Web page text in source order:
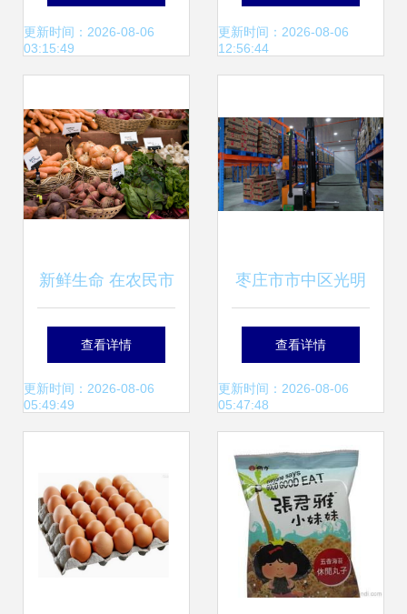
然舒缓了吗？
更新时间：2026-08-06
03:15:49
用情况专项检查，
全
更新时间：2026-08-06
12:56:44
新鲜生命 在农民市
场握住的季节精华
查看详情
更新时间：2026-08-06
05:49:49
枣庄市市中区光明
路街道:5G+智慧工
厂 赋能乡村振兴
查看详情
更新时间：2026-08-06
05:47:48